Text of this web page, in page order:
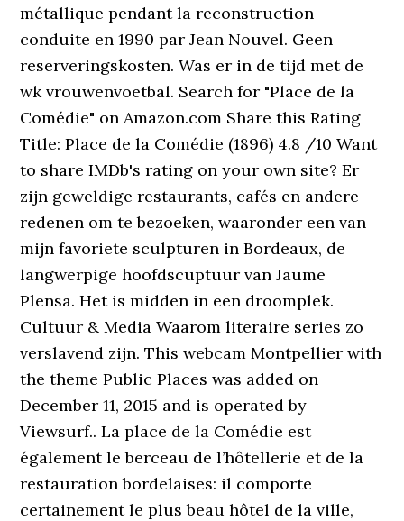
métallique pendant la reconstruction
conduite en 1990 par Jean Nouvel. Geen
reserveringskosten. Was er in de tijd met de
wk vrouwenvoetbal. Search for "Place de la
Comédie" on Amazon.com Share this Rating
Title: Place de la Comédie (1896) 4.8 /10 Want
to share IMDb's rating on your own site? Er
zijn geweldige restaurants, cafés en andere
redenen om te bezoeken, waaronder een van
mijn favoriete sculpturen in Bordeaux, de
langwerpige hoofdscuptuur van Jaume
Plensa. Het is midden in een droomplek.
Cultuur & Media Waarom literaire series zo
verslavend zijn. This webcam Montpellier with
the theme Public Places was added on
December 11, 2015 and is operated by
Viewsurf.. La place de la Comédie est
également le berceau de l’hôtellerie et de la
restauration bordelaises: il comporte
certainement le plus beau hôtel de la ville,